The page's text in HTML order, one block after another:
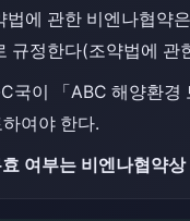
법에 관한 비엔나협약
규정한다(조약법에
국이 「ABC 해양환
하여야 한다.
여부는 비엔나협약